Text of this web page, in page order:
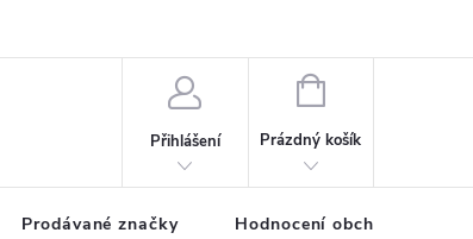
Přihlášení
NÁKUPNÍ
Prázdný košík
Prodávané značky Hodnocení obchodu